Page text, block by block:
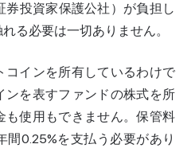
券投資家保護公社）が負担し
る必要は一切ありません。
コインを所有しているわけで
ンを表すファンドの株式を所
も使用もできません。保管料
間0.25%を支払う必要があり